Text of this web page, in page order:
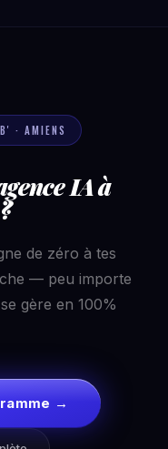
· AMIENS
IA à
de zéro à tes
— peu importe
gère en 100%
→